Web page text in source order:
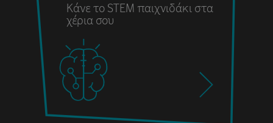
Κάνε το STEM παιχνιδάκι στα
χέρια σου